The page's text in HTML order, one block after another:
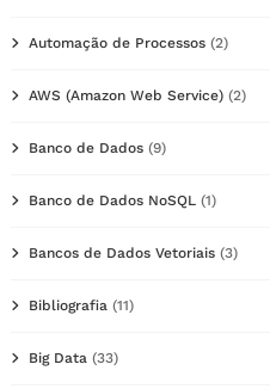
Automação de Processos (2)
AWS (Amazon Web Service) (2)
Banco de Dados (9)
Banco de Dados NoSQL (1)
Bancos de Dados Vetoriais (3)
Bibliografia (11)
Big Data (33)